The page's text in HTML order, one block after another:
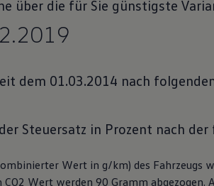
über die für Sie günstigste
dem 01.03.2014 nach
Steuersatz in Prozent nach der
Wert in g/km) des Fahrzeugs
CO2 Wert werden 90 Gramm abgezogen.